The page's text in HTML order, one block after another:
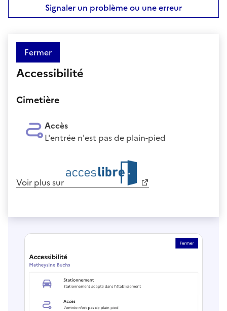
Signaler un problème ou une erreur
Fermer
Accessibilité
Cimetière
Accès
L'entrée n'est pas de plain-pied
Voir plus sur